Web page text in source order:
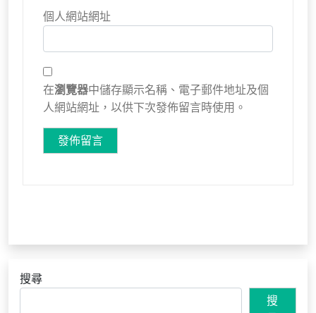
個人網站網址
在瀏覽器中儲存顯示名稱、電子郵件地址及個
人網站網址，以供下次發佈留言時使用。
搜尋
搜